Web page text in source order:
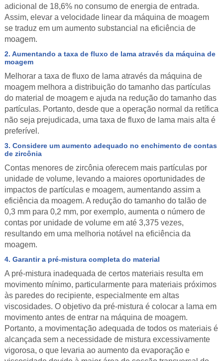
adicional de 18,6% no consumo de energia de entrada.
Assim, elevar a velocidade linear da máquina de moagem
se traduz em um aumento substancial na eficiência de
moagem.
2. Aumentando a taxa de fluxo de lama através da máquina de
moagem
Melhorar a taxa de fluxo de lama através da máquina de
moagem melhora a distribuição do tamanho das partículas
do material de moagem e ajuda na redução do tamanho das
partículas. Portanto, desde que a operação normal da retífica
não seja prejudicada, uma taxa de fluxo de lama mais alta é
preferível.
3. Considere um aumento adequado no enchimento de contas
de zircônia
Contas menores de zircônia oferecem mais partículas por
unidade de volume, levando a maiores oportunidades de
impactos de partículas e moagem, aumentando assim a
eficiência da moagem. A redução do tamanho do talão de
0,3 mm para 0,2 mm, por exemplo, aumenta o número de
contas por unidade de volume em até 3,375 vezes,
resultando em uma melhoria notável na eficiência da
moagem.
4. Garantir a pré-mistura completa do material
A pré-mistura inadequada de certos materiais resulta em
movimento mínimo, particularmente para materiais próximos
às paredes do recipiente, especialmente em altas
viscosidades. O objetivo da pré-mistura é colocar a lama em
movimento antes de entrar na máquina de moagem.
Portanto, a movimentação adequada de todos os materiais é
alcançada sem a necessidade de mistura excessivamente
vigorosa, o que levaria ao aumento da evaporação e